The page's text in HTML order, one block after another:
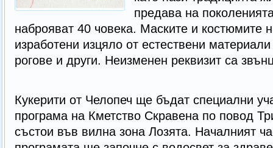
предава на
наброяват 40 човека. Маските и костюмите
изработени изцяло от естествени
рогове и други. Неизменен реквизит са
Кукерити от Челопеч ще бъдат специални
програма на Кметство Скравена по повод
състои във вилна зона Лозята. Началният